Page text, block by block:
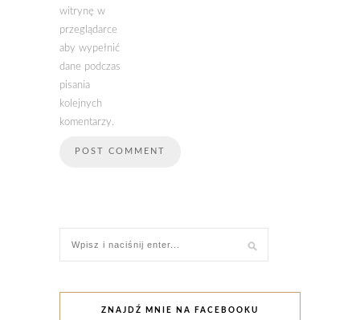
witrynę w
przeglądarce
aby wypełnić
dane podczas
pisania
kolejnych
komentarzy.
ZNAJDŹ MNIE NA FACEBOOKU